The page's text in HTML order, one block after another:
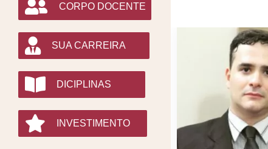
CORPO DOCENTE
SUA CARREIRA
DICIPLINAS
INVESTIMENTO